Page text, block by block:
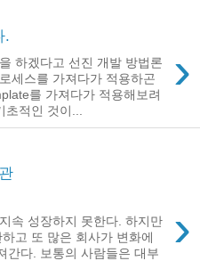
.
›
하겠다고 선진 개발 방법론
세스를 가져다가 적용하곤
를 가져다가 적용해보려
적인 것이...
›
속 성장하지 못한다. 하지만
고 또 많은 회사가 변화에
간다. 보통의 사람들은 대부